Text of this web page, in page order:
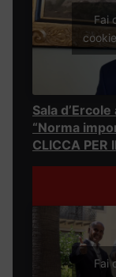
Fai
Sala
“Norma
CLICCA PER
Fai